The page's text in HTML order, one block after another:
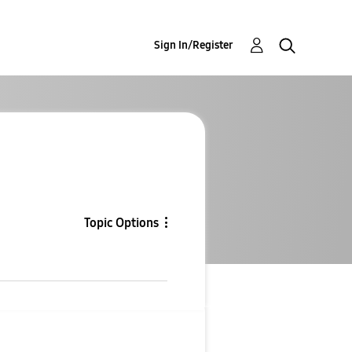
Sign In/Register
Topic Options